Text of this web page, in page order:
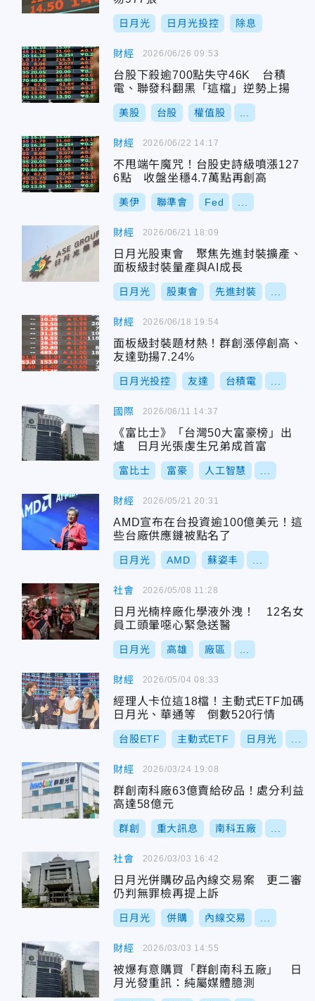
日月光 日月光投控 除息
財經
台股下殺逾700點失守46K 台積
電、聯發科翻黑「這檔」逆勢上揚
美股 台股 權值股
2026/06/26 09:53
財經
不甩端午魔咒！台股史詩級噴漲127
6點 收盤坐穩4.7萬點再創高
美伊 聯準會 Fed
2026/06/22 14:17
財經
日月光股東會 聚焦先進封裝擴產、
面板級封裝量產與AI成長
日月光 股東會 先進封裝
2026/06/21 18:09
財經
面板級封裝題材熱！群創漲停創高、
友達勁揚7.24%
日月光投控 友達 台積電
2026/06/18 19:54
國際
《富比士》「台灣50大富豪榜」出
爐 日月光張虔生兄弟成首富
富比士 富豪 人工智慧
2026/06/11 14:37
財經
AMD宣布在台投資逾100億美元！這
些台廠供應鏈被點名了
日月光 AMD 蘇姿丰
2026/05/21 20:31
社會
日月光楠梓廠化學液外洩！ 12名女
員工頭暈噁心緊急送醫
日月光 高雄 廠區
2026/05/08 11:28
財經
經理人卡位這18檔！主動式ETF加碼
日月光、華通等 倒數520行情
台股ETF 主動式ETF 日月光
2026/05/04 08:33
財經
群創南科廠63億賣給矽品！處分利益
高達58億元
群創 重大訊息 南科五廠
2026/03/24 19:08
社會
日月光併購矽品內線交易案 更二審
仍判無罪檢再提上訴
日月光 併購 內線交易
2026/03/03 16:42
財經
被爆有意購買「群創南科五廠」 日
月光發重訊：純屬媒體臆測
2026/03/03 14:55